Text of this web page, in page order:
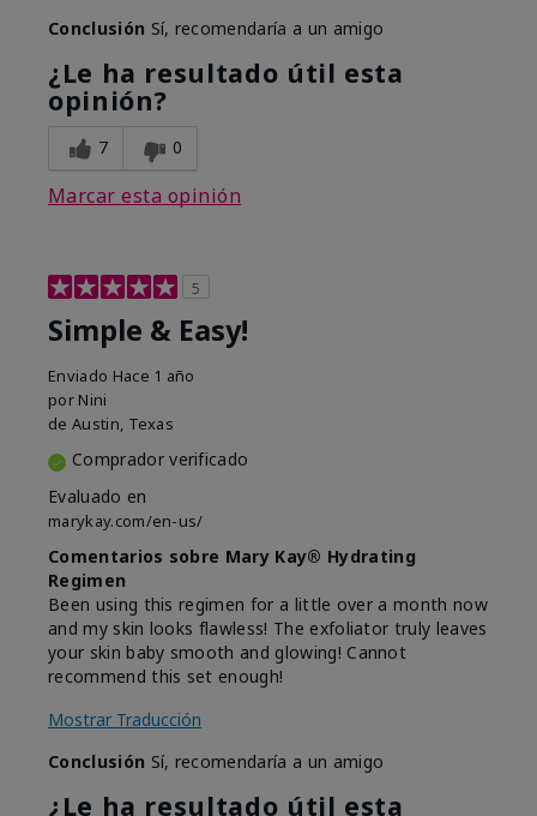
Conclusión Sí, recomendaría a un amigo
¿Le ha resultado útil esta
opinión?
7 0
Marcar esta opinión
5
Simple & Easy!
Enviado Hace 1 año
por Nini
de Austin, Texas
Comprador verificado
Evaluado en
marykay.com/en-us/
Comentarios sobre Mary Kay® Hydrating
Regimen
Been using this regimen for a little over a month now
and my skin looks flawless! The exfoliator truly leaves
your skin baby smooth and glowing! Cannot
recommend this set enough!
Mostrar Traducción
Conclusión Sí, recomendaría a un amigo
¿Le ha resultado útil esta